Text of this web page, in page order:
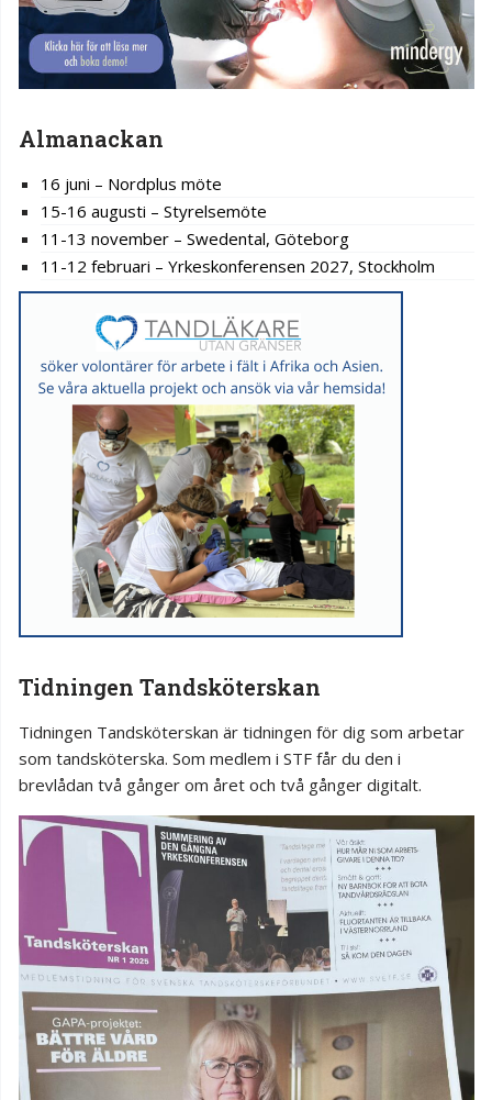
Almanackan
16 juni – Nordplus möte
15-16 augusti – Styrelsemöte
11-13 november – Swedental, Göteborg
11-12 februari – Yrkeskonferensen 2027, Stockholm
Tidningen Tandsköterskan
Tidningen Tandsköterskan är tidningen för dig som arbetar
som tandsköterska. Som medlem i STF får du den i
brevlådan två gånger om året och två gånger digitalt.